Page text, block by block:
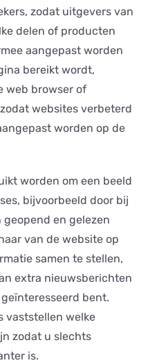
zodat uitgevers van
delen of producten
aangepast worden
bereikt wordt,
web browser of
websites verbeterd
worden op de
worden om een beeld
bijvoorbeeld door bij
en gelezen
van de website op
samen te stellen,
extra nieuwsberichten
bent.
vaststellen welke
zodat u slechts
is.